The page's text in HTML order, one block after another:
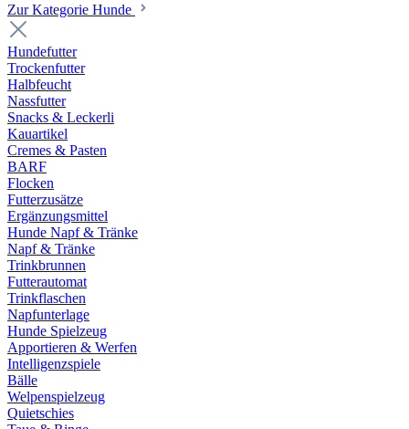
Zur Kategorie Hunde
Hundefutter
Trockenfutter
Halbfeucht
Nassfutter
Snacks & Leckerli
Kauartikel
Cremes & Pasten
BARF
Flocken
Futterzusätze
Ergänzungsmittel
Hunde Napf & Tränke
Napf & Tränke
Trinkbrunnen
Futterautomat
Trinkflaschen
Napfunterlage
Hunde Spielzeug
Apportieren & Werfen
Intelligenzspiele
Bälle
Welpenspielzeug
Quietschies